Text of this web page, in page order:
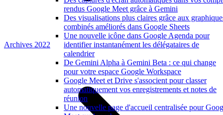
rendus Google Meet grâce à Gemini
Des visualisations plus claires grâce aux
combinés améliorés dans Google Sheets
Une nouvelle icône dans Google Agenda pour
identifier instantanément les délégataires de
calendrier
De Gemini Alpha à Gemini Beta : ce qui change
pour votre espace Google Workspace
Google Meet et Drive s'associent pour classer
automatiquement vos enregistrements et notes de
réunion
Une nouvelle page d'accueil centralisée pour
Archives 2022